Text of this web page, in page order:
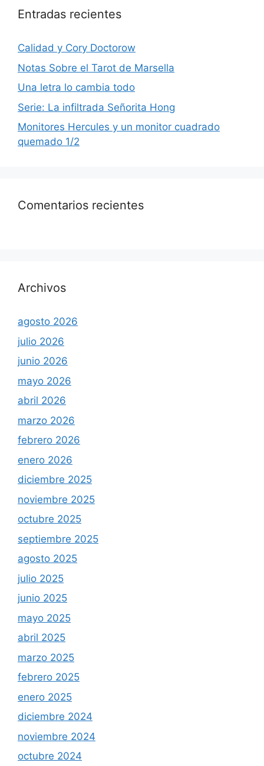
Entradas recientes
Calidad y Cory Doctorow
Notas Sobre el Tarot de Marsella
Una letra lo cambia todo
Serie: La infiltrada Señorita Hong
Monitores Hercules y un monitor cuadrado
quemado 1/2
Comentarios recientes
Archivos
agosto 2026
julio 2026
junio 2026
mayo 2026
abril 2026
marzo 2026
febrero 2026
enero 2026
diciembre 2025
noviembre 2025
octubre 2025
septiembre 2025
agosto 2025
julio 2025
junio 2025
mayo 2025
abril 2025
marzo 2025
febrero 2025
enero 2025
diciembre 2024
noviembre 2024
octubre 2024